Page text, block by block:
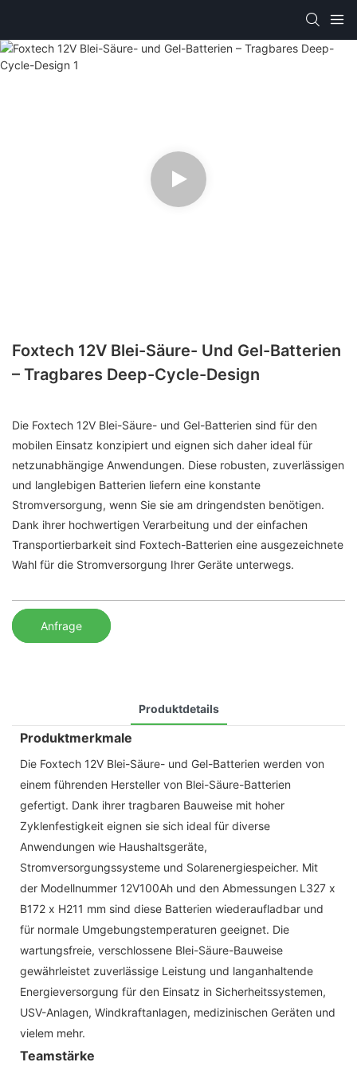
Foxtech 12V Blei-Säure- Und Gel-Batterien
– Tragbares Deep-Cycle-Design
Die Foxtech 12V Blei-Säure- und Gel-Batterien sind für den
mobilen Einsatz konzipiert und eignen sich daher ideal für
netzunabhängige Anwendungen. Diese robusten, zuverlässigen
und langlebigen Batterien liefern eine konstante
Stromversorgung, wenn Sie sie am dringendsten benötigen.
Dank ihrer hochwertigen Verarbeitung und der einfachen
Transportierbarkeit sind Foxtech-Batterien eine ausgezeichnete
Wahl für die Stromversorgung Ihrer Geräte unterwegs.
Anfrage
Produktdetails
Produktmerkmale
Die Foxtech 12V Blei-Säure- und Gel-Batterien werden von
einem führenden Hersteller von Blei-Säure-Batterien
gefertigt. Dank ihrer tragbaren Bauweise mit hoher
Zyklenfestigkeit eignen sie sich ideal für diverse
Anwendungen wie Haushaltsgeräte,
Stromversorgungssysteme und Solarenergiespeicher. Mit
der Modellnummer 12V100Ah und den Abmessungen L327 x
B172 x H211 mm sind diese Batterien wiederaufladbar und
für normale Umgebungstemperaturen geeignet. Die
wartungsfreie, verschlossene Blei-Säure-Bauweise
gewährleistet zuverlässige Leistung und langanhaltende
Energieversorgung für den Einsatz in Sicherheitssystemen,
USV-Anlagen, Windkraftanlagen, medizinischen Geräten und
vielem mehr.
Teamstärke